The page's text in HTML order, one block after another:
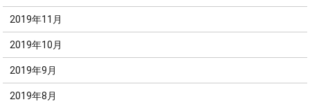
2019年11月
2019年10月
2019年9月
2019年8月